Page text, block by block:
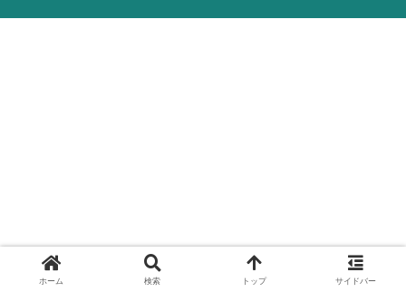
ホーム 検索 トップ サイドバー